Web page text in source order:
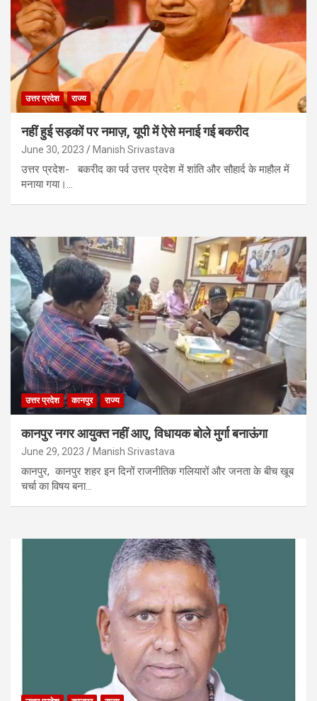
उत्तर प्रदेश राज्य
नहीं हुई सड़कों पर नमाज़, यूपी में ऐसे मनाई गई बकरीद
June 30, 2023 Manish Srivastava
उत्तर प्रदेश- बकरीद का पर्व उत्तर प्रदेश में शांति और सौहार्द के माहौल में
मनाया गया।…
उत्तर प्रदेश कानपुर राज्य
कानपुर नगर आयुक्त नहीं आए, विधायक बोले मुर्गा बनाऊंगा
June 29, 2023 Manish Srivastava
कानपुर, कानपुर शहर इन दिनों राजनीतिक गलियारों और जनता के बीच खूब
चर्चा का विषय बना…